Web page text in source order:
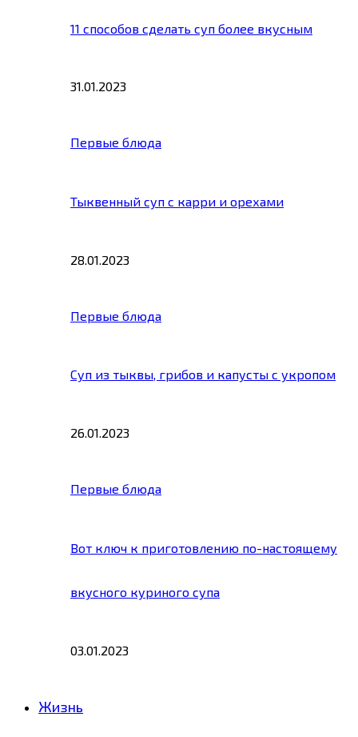
11 способов сделать суп более вкусным
31.01.2023
Первые блюда
Тыквенный суп с карри и орехами
28.01.2023
Первые блюда
Суп из тыквы, грибов и капусты с укропом
26.01.2023
Первые блюда
Вот ключ к приготовлению по-настоящему
вкусного куриного супа
03.01.2023
Жизнь